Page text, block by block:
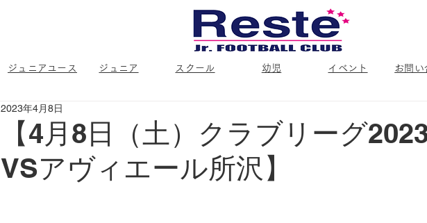
ジュニアユース ジュニア スクール 幼児 イベント お問い
【4月8日（土）クラブリーグ
VSアヴィエール所沢】
2023年4月8日